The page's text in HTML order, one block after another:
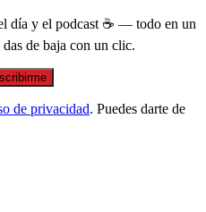
día y el podcast ☕ — todo en un
de baja con un clic.
de privacidad. Puedes darte de